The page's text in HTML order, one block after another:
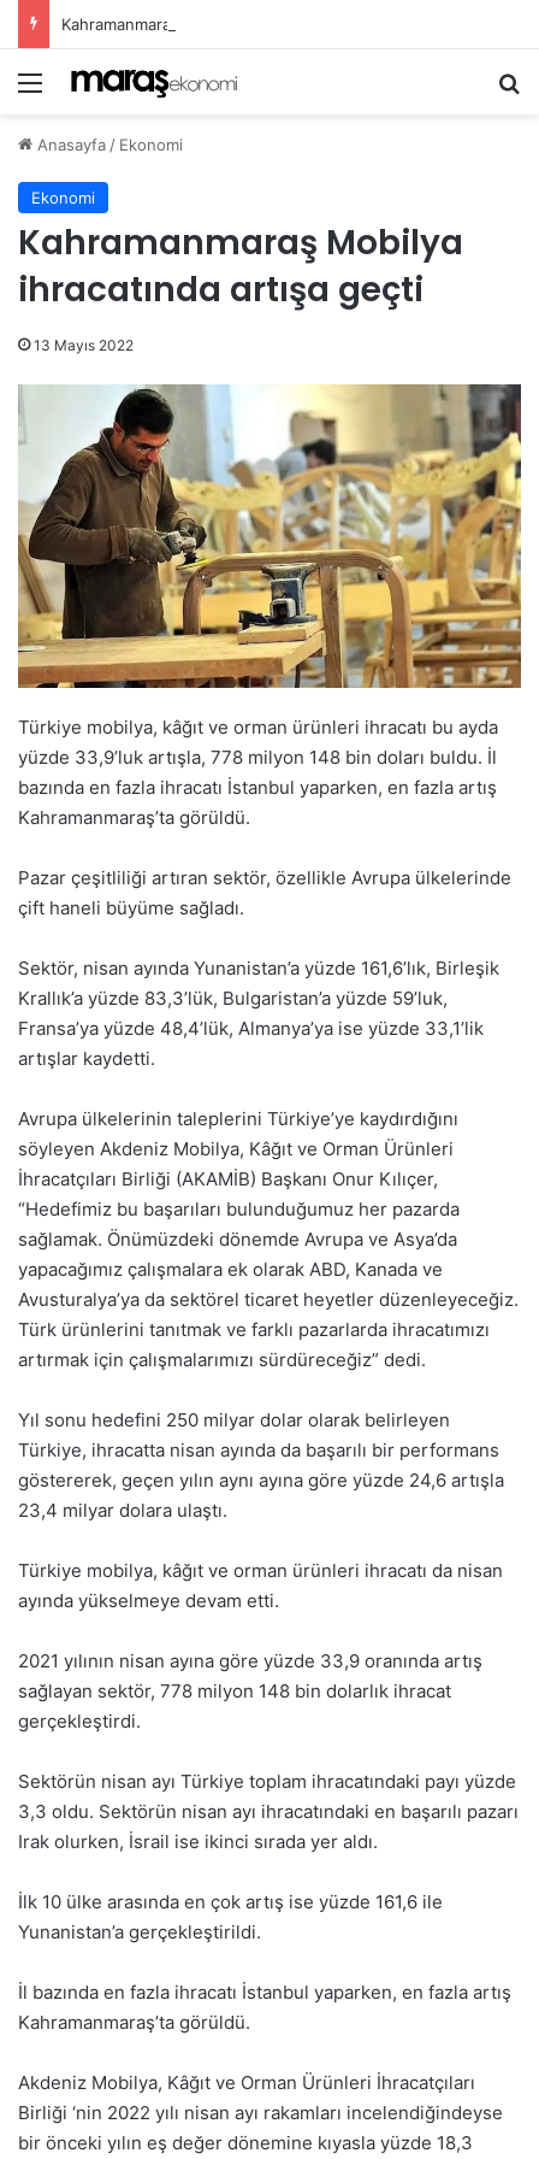
Menü
Anasayfa / Ekonomi
Ekonomi
Kahramanmaraş Mobilya
ihracatında artışa geçti
13 Mayıs 2022
Türkiye mobilya, kâğıt ve orman ürünleri ihracatı bu ayda
yüzde 33,9’luk artışla, 778 milyon 148 bin doları buldu. İl
bazında en fazla ihracatı İstanbul yaparken, en fazla artış
Kahramanmaraş’ta görüldü.
Pazar çeşitliliği artıran sektör, özellikle Avrupa ülkelerinde
çift haneli büyüme sağladı.
Sektör, nisan ayında Yunanistan’a yüzde 161,6’lık, Birleşik
Krallık’a yüzde 83,3’lük, Bulgaristan’a yüzde 59’luk,
Fransa’ya yüzde 48,4’lük, Almanya’ya ise yüzde 33,1’lik
artışlar kaydetti.
Avrupa ülkelerinin taleplerini Türkiye’ye kaydırdığını
söyleyen Akdeniz Mobilya, Kâğıt ve Orman Ürünleri
İhracatçıları Birliği (AKAMİB) Başkanı Onur Kılıçer,
“Hedefimiz bu başarıları bulunduğumuz her pazarda
sağlamak. Önümüzdeki dönemde Avrupa ve Asya’da
yapacağımız çalışmalara ek olarak ABD, Kanada ve
Avusturalya’ya da sektörel ticaret heyetler düzenleyeceğiz.
Türk ürünlerini tanıtmak ve farklı pazarlarda ihracatımızı
artırmak için çalışmalarımızı sürdüreceğiz” dedi.
Yıl sonu hedefini 250 milyar dolar olarak belirleyen
Türkiye, ihracatta nisan ayında da başarılı bir performans
göstererek, geçen yılın aynı ayına göre yüzde 24,6 artışla
23,4 milyar dolara ulaştı.
Türkiye mobilya, kâğıt ve orman ürünleri ihracatı da nisan
ayında yükselmeye devam etti.
2021 yılının nisan ayına göre yüzde 33,9 oranında artış
sağlayan sektör, 778 milyon 148 bin dolarlık ihracat
gerçekleştirdi.
Sektörün nisan ayı Türkiye toplam ihracatındaki payı yüzde
3,3 oldu. Sektörün nisan ayı ihracatındaki en başarılı pazarı
Irak olurken, İsrail ise ikinci sırada yer aldı.
İlk 10 ülke arasında en çok artış ise yüzde 161,6 ile
Yunanistan’a gerçekleştirildi.
İl bazında en fazla ihracatı İstanbul yaparken, en fazla artış
Kahramanmaraş’ta görüldü.
Akdeniz Mobilya, Kâğıt ve Orman Ürünleri İhracatçıları
Birliği ‘nin 2022 yılı nisan ayı rakamları incelendiğindeyse
bir önceki yılın eş değer dönemine kıyasla yüzde 18,3